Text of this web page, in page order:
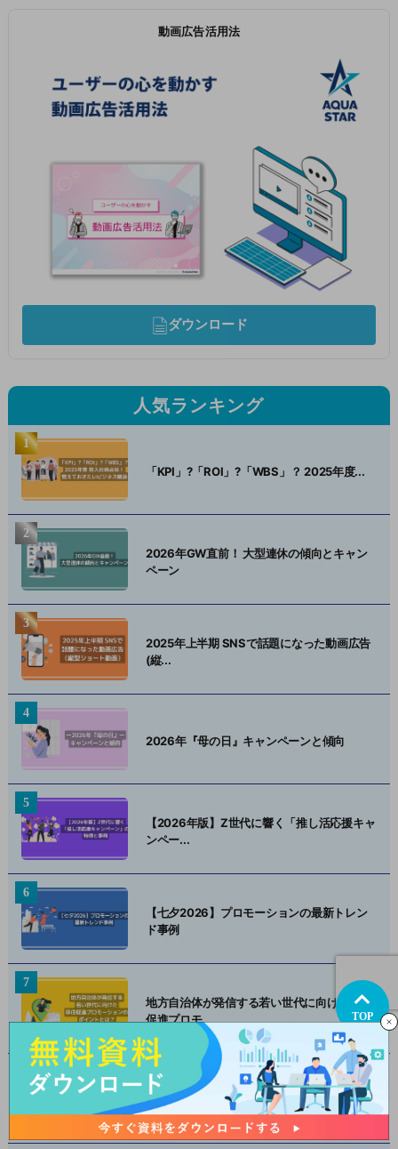
動画広告活用法
ダウンロード
人気ランキング
「KPI」?「ROI」?「WBS」？ 2025年度...
2026年GW直前！ 大型連休の傾向とキャン
ペーン
2025年上半期 SNSで話題になった動画広告
(縦...
2026年『母の日』キャンペーンと傾向
【2026年版】Z世代に響く「推し活応援キャ
ンペー...
【七夕2026】プロモーションの最新トレン
ド事例
地方自治体が発信する若い世代に向けた移住
促進プロモ...
【2025年版】クリスマス商戦の傾向と注目
マーケテ...
TOP